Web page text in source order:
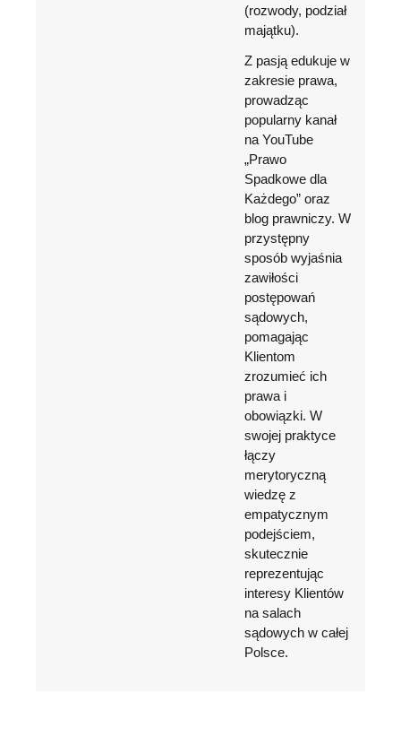
(rozwody, podział
majątku).
Z pasją edukuje w
zakresie prawa,
prowadząc
popularny kanał
na YouTube
„Prawo
Spadkowe dla
Każdego” oraz
blog prawniczy. W
przystępny
sposób wyjaśnia
zawiłości
postępowań
sądowych,
pomagając
Klientom
zrozumieć ich
prawa i
obowiązki. W
swojej praktyce
łączy
merytoryczną
wiedzę z
empatycznym
podejściem,
skutecznie
reprezentując
interesy Klientów
na salach
sądowych w całej
Polsce.